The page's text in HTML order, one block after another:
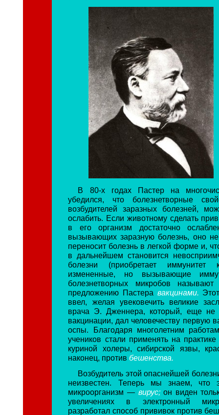
В 80-х годах Пастер на
убедился, что болезнетворные
возбудителей заразных болезней,
ослабить. Если животному сделать
в его организм достаточно
вызывающих заразную болезнь, оно
переносит болезнь в легкой форме и,
в дальнейшем становится
болезни (приобретает
измененные, но вызывающие
болезнетворных микробов
предложению Пастера вакцинами.
ввел, желая увековечить великие
врача Э. Дженнера, который, еще не
вакцинации, дал человечеству первую
оспы. Благодаря многолетним
учеников стали применять на
куриной холеры, сибирской язвы,
наконец, противбешенства.
Возбудитель этой опаснейшей
неизвестен. Теперь мы знаем, что
микроорганизм — вирус;он виден
увеличениях в электронный
разработал способ прививок против